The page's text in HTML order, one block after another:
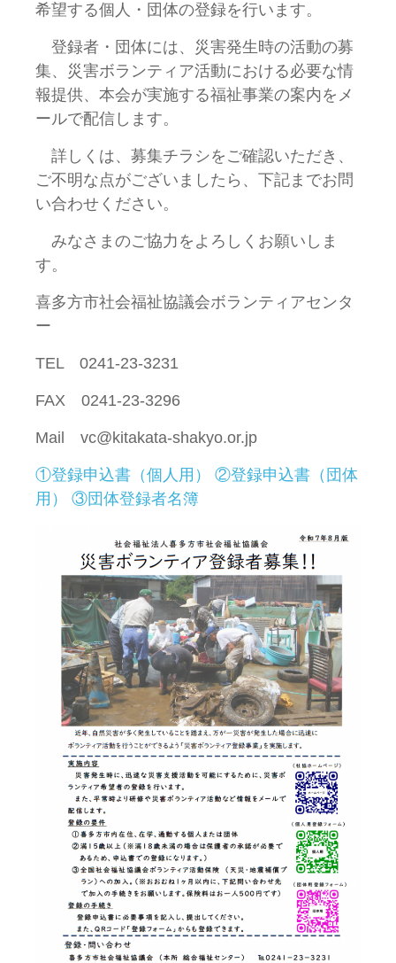
希望する個人・団体の登録を行います。
登録者・団体には、災害発生時の活動の募
集、災害ボランティア活動における必要な情
報提供、本会が実施する福祉事業の案内をメ
ールで配信します。
詳しくは、募集チラシをご確認いただき、
ご不明な点がございましたら、下記までお問
い合わせください。
みなさまのご協力をよろしくお願いしま
す。
喜多方市社会福祉協議会ボランティアセンタ
ー
TEL 0241-23-3231
FAX 0241-23-3296
Mail vc@kitakata-shakyo.or.jp
①登録申込書（個人用）
②登録申込書（団体
用）
③団体登録者名簿